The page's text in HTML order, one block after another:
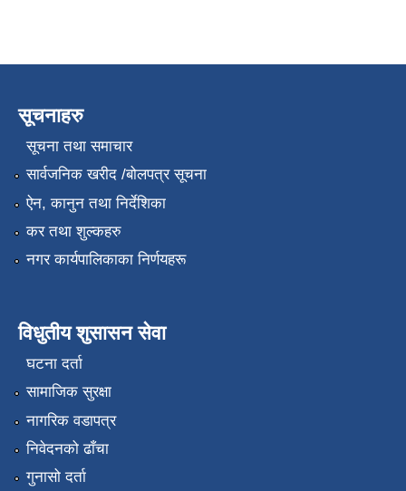
सूचनाहरु
सूचना तथा समाचार
सार्वजनिक खरीद /बोलपत्र सूचना
ऐन, कानुन तथा निर्देशिका
कर तथा शुल्कहरु
नगर कार्यपालिकाका निर्णयहरू
विधुतीय शुसासन सेवा
घटना दर्ता
सामाजिक सुरक्षा
नागरिक वडापत्र
निवेदनको ढाँचा
गुनासो दर्ता